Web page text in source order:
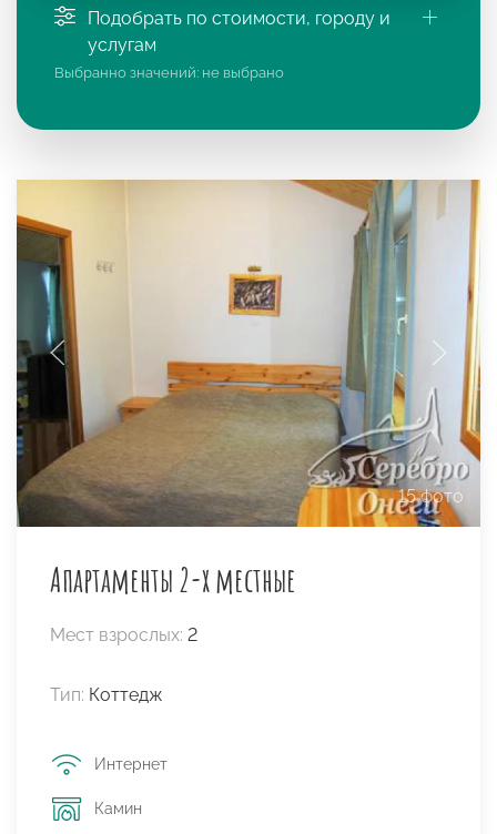
Подобрать по стоимости, городу и
услугам
Выбранно значений: не выбрано
15 фото
Апартаменты 2-х местные
Мест взрослых: 2
Тип: Коттедж
Интернет
Камин